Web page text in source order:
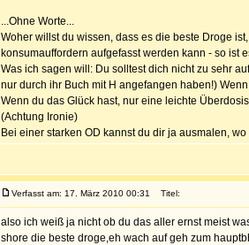
...Ohne Worte...
Woher willst du wissen, dass es die beste Droge
konsumauffordern aufgefasst werden kann - so ist
Was ich sagen will: Du solltest dich nicht zu sehr
nur durch ihr Buch mit H angefangen haben!)
Wenn du das Glück hast, nur eine leichte
(Achtung Ironie)
Bei einer starken OD kannst du dir ja ausmalen,
Verfasst am: 17. März 2010 00:31 Titel:
also ich weiß ja nicht ob du das aller ernst meist
shore die beste droge,eh wach auf geh zum